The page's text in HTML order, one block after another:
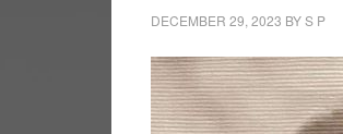
DECEMBER 29, 2023 BYS P